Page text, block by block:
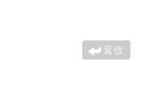
返信